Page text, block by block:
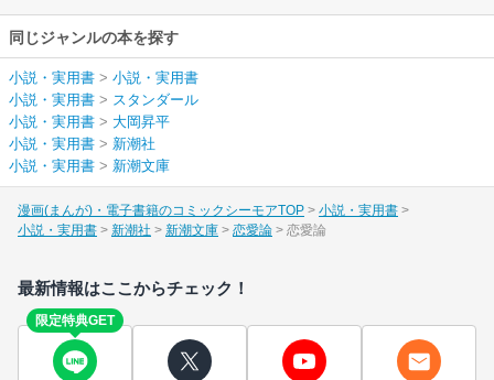
同じジャンルの本を探す
小説・実用書 > 小説・実用書
小説・実用書 > スタンダール
小説・実用書 > 大岡昇平
小説・実用書 > 新潮社
小説・実用書 > 新潮文庫
漫画(まんが)・電子書籍のコミックシーモアTOP
小説・実用書
小説・実用書
新潮社 新潮文庫 恋愛論 恋愛論
最新情報はここからチェック！
限定特典GET